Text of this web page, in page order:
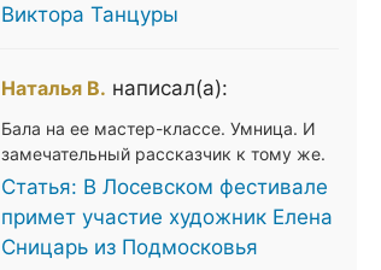
Виктора Танцуры
Наталья В. написал(а):
Бала на ее мастер-классе. Умница. И
замечательный рассказчик к тому же.
Статья: В Лосевском фестивале
примет участие художник Елена
Сницарь из Подмосковья